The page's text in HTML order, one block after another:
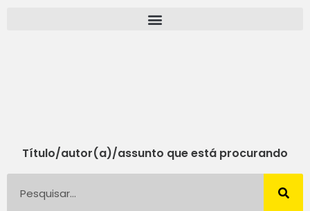
Título/autor(a)/assunto que está procurando